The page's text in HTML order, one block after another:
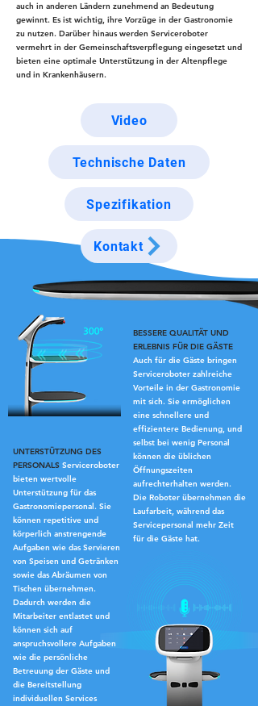
auch in anderen Ländern zunehmend an Bedeutung
gewinnt. Es ist wichtig, ihre Vorzüge in der Gastronomie
zu nutzen. Darüber hinaus werden Serviceroboter
vermehrt in der Gemeinschaftsverpflegung eingesetzt und
bieten eine optimale Unterstützung in der Altenpflege
und in Krankenhäusern.
Video
Technische Daten
Spezifikation
Kontakt
BESSERE QUALITÄT UND
ERLEBNIS FÜR DIE GÄSTE
Auch für die Gäste bringen
Serviceroboter zahlreiche
Vorteile in der Gastronomie
mit sich. Sie ermöglichen
eine schnellere und
effizientere Bedienung, und
selbst bei wenig Personal
können die üblichen
Öffnungszeiten
aufrechterhalten werden.
Die Roboter übernehmen die
Laufarbeit, während das
Servicepersonal mehr Zeit
für die Gäste hat.
UNTERSTÜTZUNG DES
PERSONALS Serviceroboter
bieten wertvolle
Unterstützung für das
Gastronomiepersonal. Sie
können repetitive und
körperlich anstrengende
Aufgaben wie das Servieren
von Speisen und Getränken
sowie das Abräumen von
Tischen übernehmen.
Dadurch werden die
Mitarbeiter entlastet und
können sich auf
anspruchsvollere Aufgaben
wie die persönliche
Betreuung der Gäste und
die Bereitstellung
individuellen Services